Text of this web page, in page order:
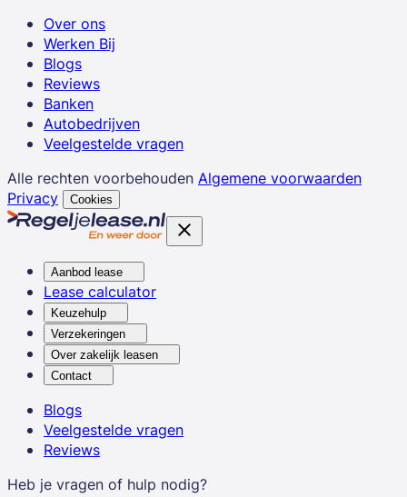
Over ons
Werken Bij
Blogs
Reviews
Banken
Autobedrijven
Veelgestelde vragen
Alle rechten voorbehouden Algemene voorwaarden
Privacy
Cookies
Aanbod lease
Lease calculator
Keuzehulp
Verzekeringen
Over zakelijk leasen
Contact
Blogs
Veelgestelde vragen
Reviews
Heb je vragen of hulp nodig?